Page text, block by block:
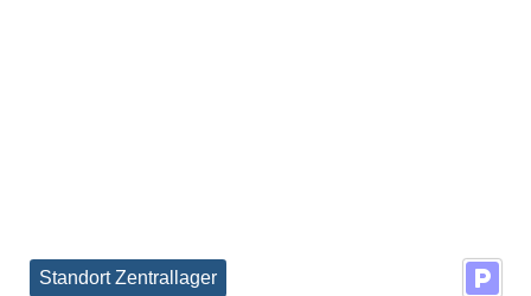
Standort Zentrallager